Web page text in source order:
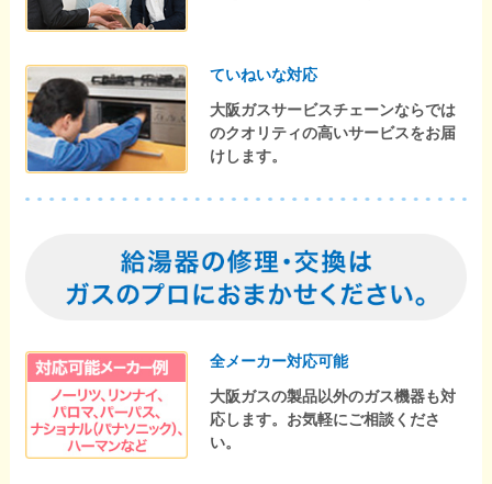
ていねいな対応
大阪ガスサービスチェーンならでは
のクオリティの高いサービスをお届
けします。
全メーカー対応可能
大阪ガスの製品以外のガス機器も対
応します。お気軽にご相談くださ
い。